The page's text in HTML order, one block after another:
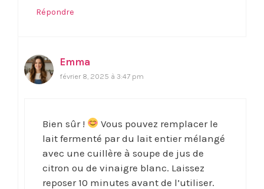
Répondre
Emma
février 8, 2025 à 3:47 pm
Bien sûr !
Vous pouvez remplacer le
lait fermenté par du lait entier mélangé
avec une cuillère à soupe de jus de
citron ou de vinaigre blanc. Laissez
reposer 10 minutes avant de l’utiliser.